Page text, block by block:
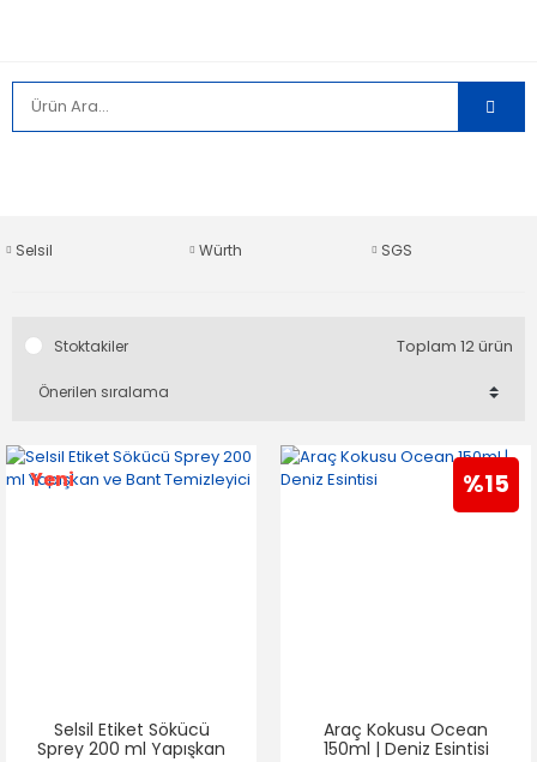
Selsil Würth SGS
Stoktakiler Toplam 12 ürün
Yeni
Selsil Etiket Sökücü
Sprey 200 ml Yapışkan
%15
Araç Kokusu Ocean
150ml | Deniz Esintisi